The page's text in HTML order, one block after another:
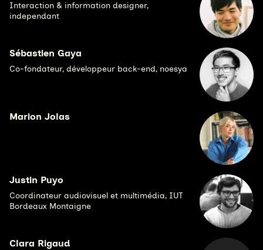
Interaction & information designer,
independant
Sébastien Gaya
Co-fondateur, développeur back-end, noesya
Marion Jolas
Justin Puyo
Coordinateur audiovisuel et multimédia, IUT
Bordeaux Montaigne
Clara Rigaud